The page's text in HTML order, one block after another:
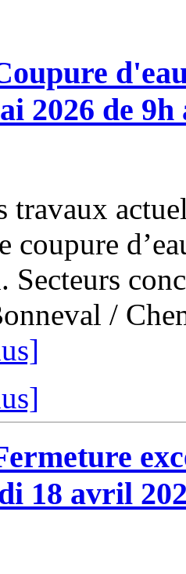
2026 de 9h
travaux
coupure
Secteurs
/
18 avril